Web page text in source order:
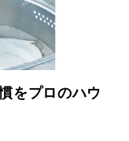
をプロのハウ